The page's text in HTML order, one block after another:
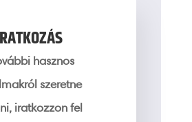
hasznos
szeretne
iratkozzon fel